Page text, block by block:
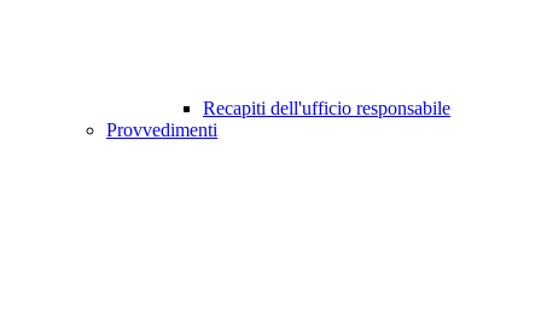
Recapiti dell'ufficio responsabile
Provvedimenti